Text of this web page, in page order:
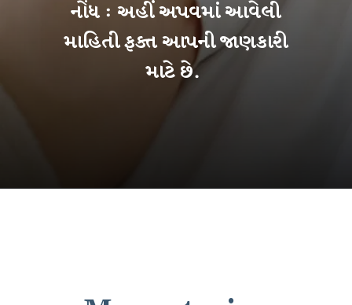
નોંધ : અહીં અપવમાં આવેલી
માહિતી ફક્ત આપની જાણકારી
માટે છે.